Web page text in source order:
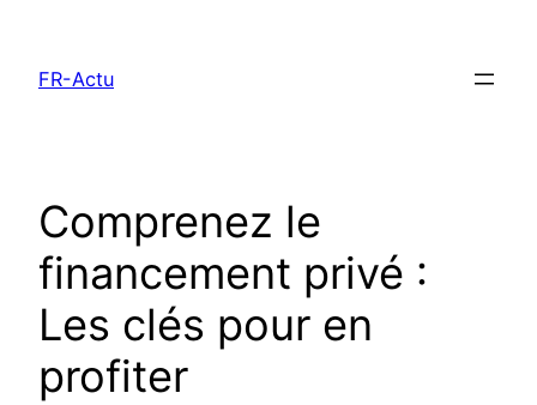
contenu
FR-Actu
Comprenez le
financement privé :
Les clés pour en
profiter